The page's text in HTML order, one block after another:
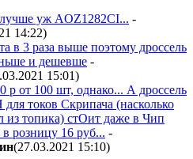
уж AOZ1282CI... -
14:22)
в 3 раза выше поэтому дроссель
и дешевше -
15:01)
p от 100 шт, однако... А дроссель
для токов Скрипача (насколько
из топика) стОит даже в Чип
розницу 16 руб... -
(27.03.2021 15:10)